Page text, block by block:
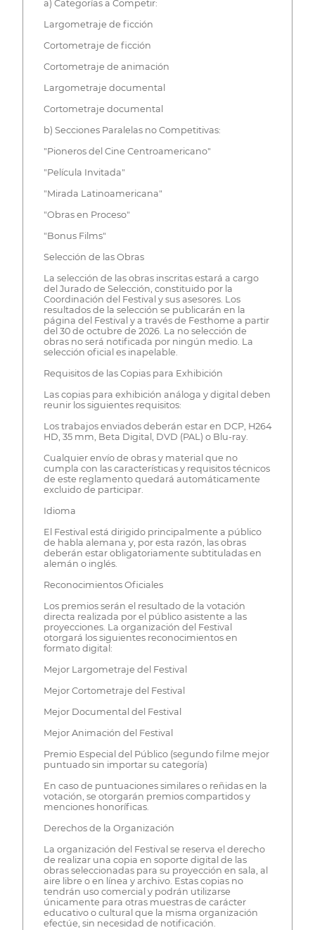
a) Categorías a Competir:
Largometraje de ficción
Cortometraje de ficción
Cortometraje de animación
Largometraje documental
Cortometraje documental
b) Secciones Paralelas no Competitivas:
"Pioneros del Cine Centroamericano"
"Película Invitada"
"Mirada Latinoamericana"
"Obras en Proceso"
"Bonus Films"
Selección de las Obras
La selección de las obras inscritas estará a cargo
del Jurado de Selección, constituido por la
Coordinación del Festival y sus asesores. Los
resultados de la selección se publicarán en la
página del Festival y a través de Festhome a partir
del 30 de octubre de 2026. La no selección de
obras no será notificada por ningún medio. La
selección oficial es inapelable.
Requisitos de las Copias para Exhibición
Las copias para exhibición análoga y digital deben
reunir los siguientes requisitos:
Los trabajos enviados deberán estar en DCP, H264
HD, 35 mm, Beta Digital, DVD (PAL) o Blu-ray.
Cualquier envío de obras y material que no
cumpla con las características y requisitos técnicos
de este reglamento quedará automáticamente
excluido de participar.
Idioma
El Festival está dirigido principalmente a público
de habla alemana y, por esta razón, las obras
deberán estar obligatoriamente subtituladas en
alemán o inglés.
Reconocimientos Oficiales
Los premios serán el resultado de la votación
directa realizada por el público asistente a las
proyecciones. La organización del Festival
otorgará los siguientes reconocimientos en
formato digital:
Mejor Largometraje del Festival
Mejor Cortometraje del Festival
Mejor Documental del Festival
Mejor Animación del Festival
Premio Especial del Público (segundo filme mejor
puntuado sin importar su categoría)
En caso de puntuaciones similares o reñidas en la
votación, se otorgarán premios compartidos y
menciones honoríficas.
Derechos de la Organización
La organización del Festival se reserva el derecho
de realizar una copia en soporte digital de las
obras seleccionadas para su proyección en sala, al
aire libre o en línea y archivo. Estas copias no
tendrán uso comercial y podrán utilizarse
únicamente para otras muestras de carácter
educativo o cultural que la misma organización
efectúe, sin necesidad de notificación.